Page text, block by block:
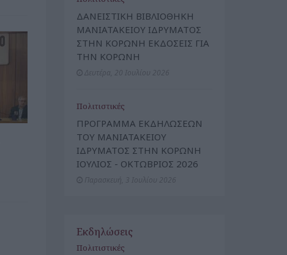
ΔΑΝΕΙΣΤΙΚΗ ΒΙΒΛΙΟΘΗΚΗ
ΜΑΝΙΑΤΑΚΕΙΟΥ ΙΔΡΥΜΑΤΟΣ
ΣΤΗΝ ΚΟΡΩΝΗ ΕΚΔΟΣΕΙΣ ΓΙΑ
ΤΗΝ ΚΟΡΩΝΗ
Πολιτιστικές
ΠΡΟΓΡΑΜΜΑ ΕΚΔΗΛΩΣΕΩΝ
ΤΟΥ ΜΑΝΙΑΤΑΚΕΙΟΥ
ΙΔΡΥΜΑΤΟΣ ΣΤΗΝ ΚΟΡΩΝΗ
ΙΟΥΛΙΟΣ - ΟΚΤΩΒΡΙΟΣ 2026
Εκδηλώσεις
Πολιτιστικές